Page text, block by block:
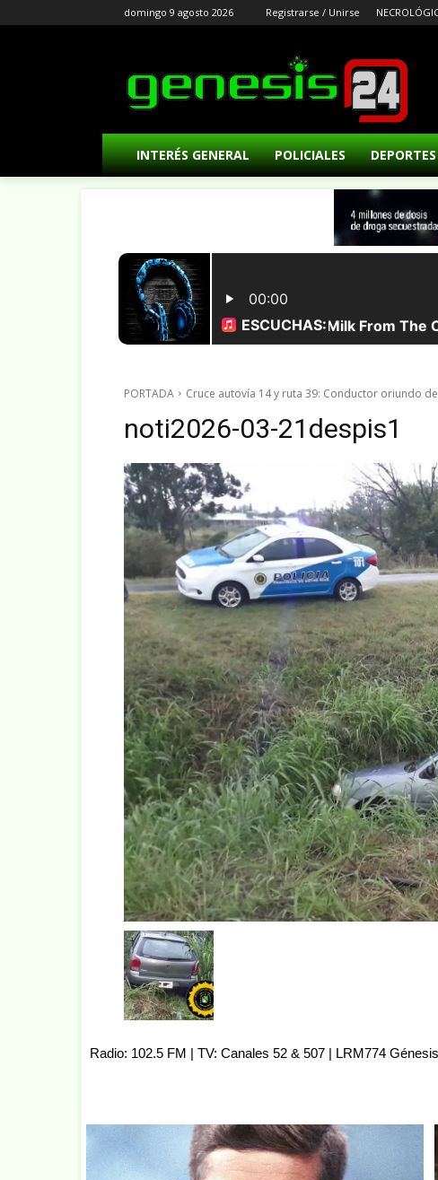
domingo 9 agosto 2026 Registrarse / Unirse
INTERÉS GENERAL POLICIALES DEPORTES
PORTADA Cruce autovía 14 y ruta 39: Conductor oriundo
noti2026-03-21despis1
Radio: 102.5 FM | TV: Canales 52 & 507 | LRM774